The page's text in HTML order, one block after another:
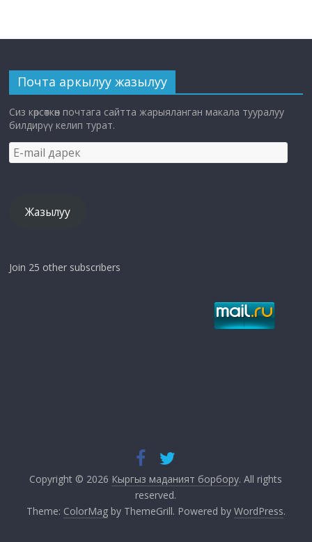
Почта аркылуу жазылуу
Сиз көрсөткөн почтага сайтта жарыяланган макала тууралуу
билдирүү келип турат.
E-
mail
Жазылуу
Join 25 other subscribers
Copyright © 2026 Кыргыз маданият борбору. All rights
reserved.
Theme: ColorMagby ThemeGrill. Powered by WordPress.